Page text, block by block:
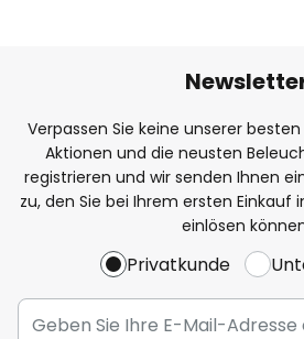
Verpassen Sie keine unserer
Aktionen und die neusten
registrieren und wir senden Ihnen
zu, den Sie bei Ihrem ersten Einkauf
einlösen
Privatkunde